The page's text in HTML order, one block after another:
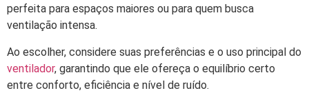
perfeita para espaços maiores ou para quem busca
ventilação intensa.
Ao escolher, considere suas preferências e o uso principal do
ventilador, garantindo que ele ofereça o equilíbrio certo
entre conforto, eficiência e nível de ruído.